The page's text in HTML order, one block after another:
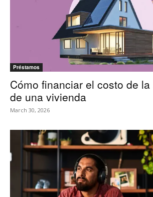
Préstamos
Cómo financiar el costo de
de una vivienda
March 30, 2026